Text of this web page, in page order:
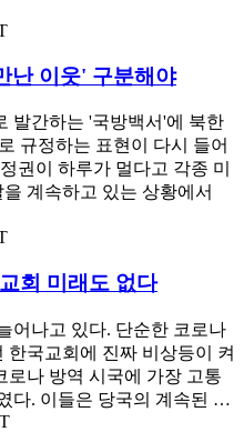
난 이웃' 구분해야
발간하는 '국방백서'에 북한
규정하는 표현이 다시 들어
권이 하루가 멀다고 각종 미
계속하고 있는 상황에서
회 미래도 없다
어나고 있다. 단순한 코로나
한국교회에 진짜 비상등이 켜
로나 방역 시국에 가장 고통
다. 이들은 당국의 계속된 …